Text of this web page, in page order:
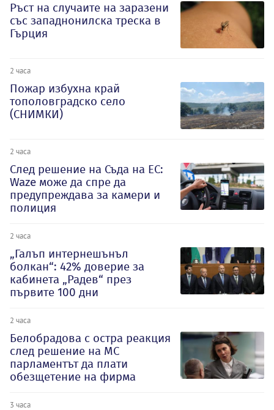
Ръст на случаите на заразени
със западнонилска треска в
Гърция
2 часа
Пожар избухна край
тополовградско село
(СНИМКИ)
2 часа
След решение на Съда на ЕС:
Waze може да спре да
предупреждава за камери и
полиция
2 часа
„Галъп интернешънъл
болкан“: 42% доверие за
кабинета „Радев“ през
първите 100 дни
2 часа
Белобрадова с остра реакция
след решение на МС
парламентът да плати
обезщетение на фирма
3 часа